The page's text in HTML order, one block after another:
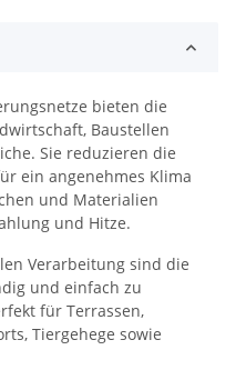
bieten die
Baustellen
Sie reduzieren die
ein angenehmes Klima
und Materialien
und Hitze.
Verarbeitung sind die
und einfach zu
für Terrassen,
Tiergehege sowie